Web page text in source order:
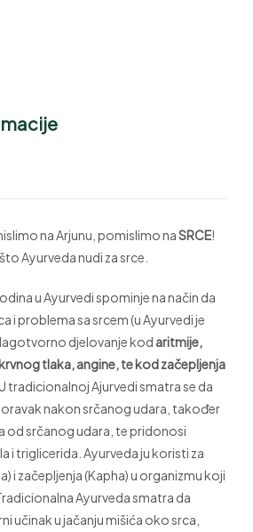
na Arjunu, pomislimo naSRCE!
Ayurveda nudi za srce.
u Ayurvedi spominje na način da
i problema sa srcem (u Ayurvedi je
djelovanje kod aritmije,
tlaka, angine, te kod začepljenja
tradicionalnoj Ajurvedi smatra se da
nakon srčanog udara, također
od srčanog udara, te pridonosi
i triglicerida. Ayurveda ju koristi za
i začepljenja (Kapha) u organizmu koji
Ayurveda smatra da
učinak u jačanju mišića oko srca,